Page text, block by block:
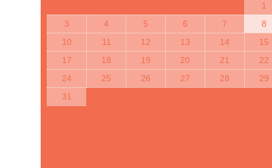
1
3
4 5 6 7 8
10
11 12 13 14 15
17
18 19 20 21 22
24
25 26 27 28 29
31